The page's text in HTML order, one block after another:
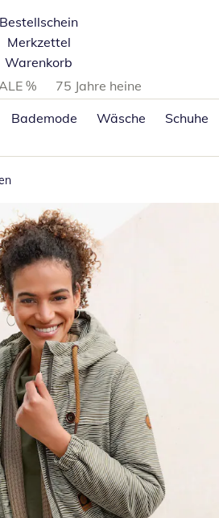
Bestellschein
Merkzettel
Warenkorb
%
75 Jahre heine
Bademode Wäsche Schuhe